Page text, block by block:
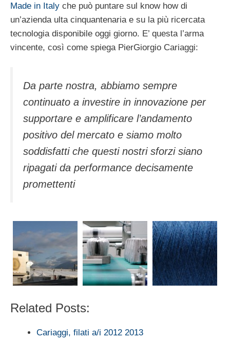
Made in Italy che può puntare sul know how di
un’azienda ulta cinquantenaria e su la più ricercata
tecnologia disponibile oggi giorno. E’ questa l’arma
vincente, così come spiega PierGiorgio Cariaggi:
Da parte nostra, abbiamo sempre
continuato a investire in innovazione per
supportare e amplificare l’andamento
positivo del mercato e siamo molto
soddisfatti che questi nostri sforzi siano
ripagati da performance decisamente
promettenti
Related Posts:
Cariaggi, filati a/i 2012 2013